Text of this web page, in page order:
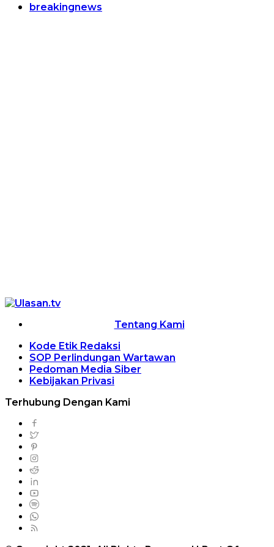
breakingnews
Tentang Kami
Kode Etik Redaksi
SOP Perlindungan Wartawan
Pedoman Media Siber
Kebijakan Privasi
Terhubung Dengan Kami